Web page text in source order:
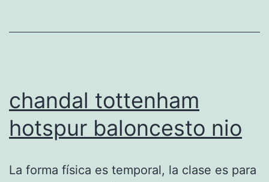
chandal tottenham
hotspur baloncesto nio
La forma física es temporal, la clase es para